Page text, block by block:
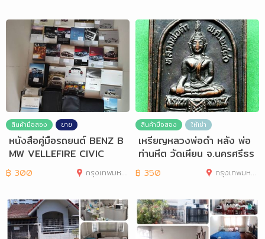
สินค้ามือสอง ขาย
หนังสือคู่มือรถยนต์ BENZ B
MW VELLEFIRE CIVIC
฿ 300 กรุงเทพมหานคร
สินค้ามือสอง ให้เช่า
เหรียญหลวงพ่อดำ หลัง พ่อ
ท่านหีต วัดเผียน จ.นครศรีธร
รมราช
฿ 350 กรุงเทพมหานคร